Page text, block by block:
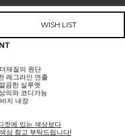
WISH LIST
재질의 원단
레그라인 연출
끔한 실루엣
의와 코디가능
지 내장
컷에 있는 색상보다
상 참고 부탁드립니다!